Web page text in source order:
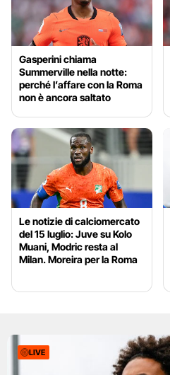
Gasperini chiama
Summerville nella notte:
perché l’affare con la Roma
non è ancora saltato
Le notizie di calciomercato
del 15 luglio: Juve su Kolo
Muani, Modric resta al
Milan. Moreira per la Roma
LIVE